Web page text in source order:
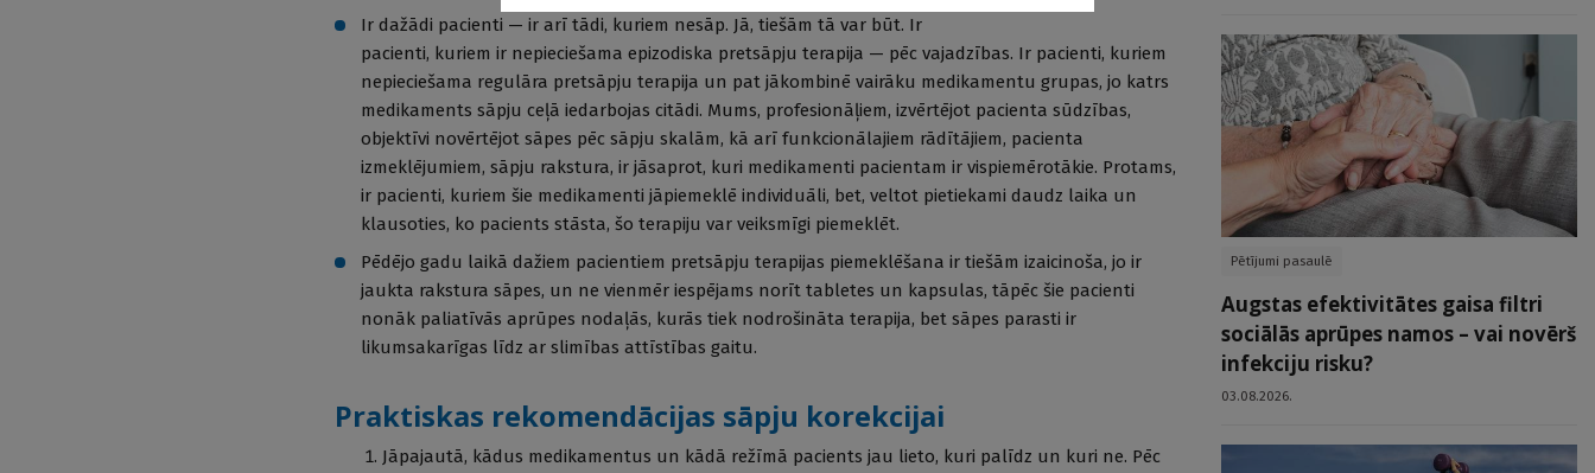
Ir dažādi pacienti — ir arī tādi, kuriem nesāp. Jā, tiešām tā var būt. Ir
pacienti, kuriem ir nepieciešama epizodiska pretsāpju terapija — pēc vajadzības. Ir pacienti, kuriem
nepieciešama regulāra pretsāpju terapija un pat jākombinē vairāku medikamentu grupas, jo katrs
medikaments sāpju ceļā iedarbojas citādi. Mums, profesionāļiem, izvērtējot pacienta sūdzības,
objektīvi novērtējot sāpes pēc sāpju skalām, kā arī funkcionālajiem rādītājiem, pacienta
izmeklējumiem, sāpju rakstura, ir jāsaprot, kuri medikamenti pacientam ir vispiemērotākie. Protams,
ir pacienti, kuriem šie medikamenti jāpiemeklē individuāli, bet, veltot pietiekami daudz laika un
klausoties, ko pacients stāsta, šo terapiju var veiksmīgi piemeklēt.
Pēdējo gadu laikā dažiem pacientiem pretsāpju terapijas piemeklēšana ir tiešām izaicinoša, jo ir
jaukta rakstura sāpes, un ne vienmēr iespējams norīt tabletes un kapsulas, tāpēc šie pacienti
nonāk paliatīvās aprūpes nodaļās, kurās tiek nodrošināta terapija, bet sāpes parasti ir
likumsakarīgas līdz ar slimības attīstības gaitu.
Praktiskas rekomendācijas sāpju korekcijai
Jāpajautā, kādus medikamentus un kādā režīmā pacients jau lieto, kuri palīdz un kuri ne. Pēc
Pētījumi pasaulē
Augstas efektivitātes gaisa filtri
sociālās aprūpes namos – vai novērš
infekciju risku?
03.08.2026.